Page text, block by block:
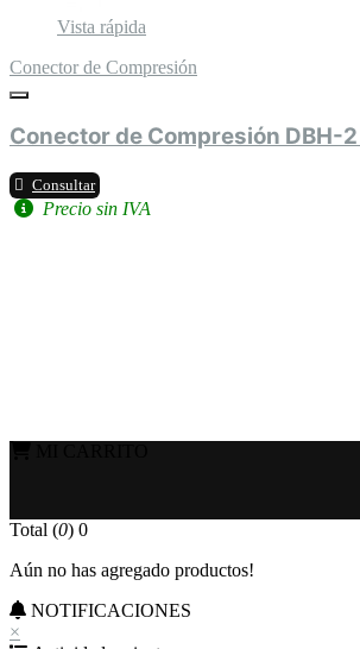
Vista rápida
Conector de Compresión
Conector de Compresión DBH-2
Consultar
Precio sin IVA
Total (0) 0
Aún no has agregado productos!
NOTIFICACIONES
×